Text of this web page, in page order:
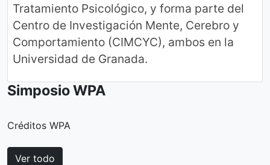
Tratamiento Psicológico, y forma parte del
Centro de Investigación Mente, Cerebro y
Comportamiento (CIMCYC), ambos en la
Universidad de Granada.
Simposio WPA
Créditos WPA
Ver todo